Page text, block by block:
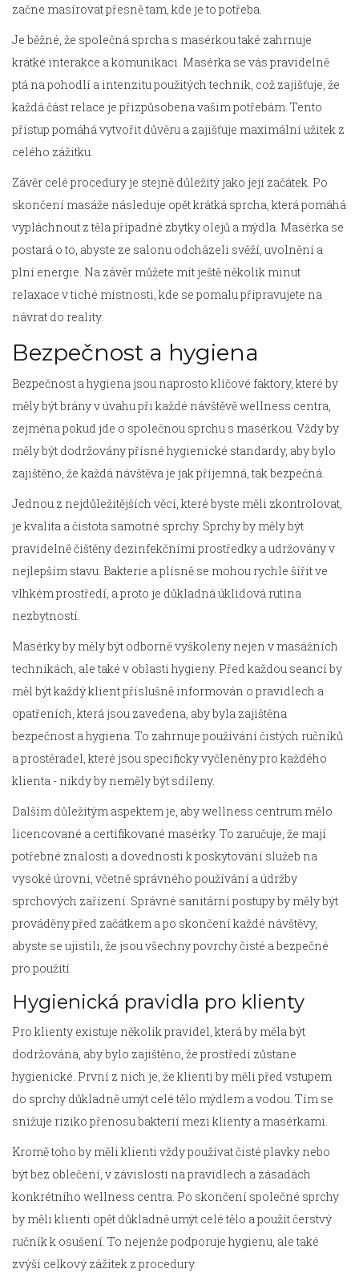
začne masírovat přesně tam, kde je to potřeba.
Je běžné, že společná sprcha s masérkou také zahrnuje
krátké interakce a komunikaci. Masérka se vás pravidelně
ptá na pohodlí a intenzitu použitých technik, což zajišťuje, že
každá část relace je přizpůsobena vašim potřebám. Tento
přístup pomáhá vytvořit důvěru a zajišťuje maximální užitek z
celého zážitku.
Závěr celé procedury je stejně důležitý jako její začátek. Po
skončení masáže následuje opět krátká sprcha, která pomáhá
vypláchnout z těla případné zbytky olejů a mýdla. Masérka se
postará o to, abyste ze salonu odcházeli svěží, uvolnění a
plní energie. Na závěr můžete mít ještě několik minut
relaxace v tiché místnosti, kde se pomalu připravujete na
návrat do reality.
Bezpečnost a hygiena
Bezpečnost a hygiena jsou naprosto klíčové faktory, které by
měly být brány v úvahu při každé návštěvě wellness centra,
zejména pokud jde o společnou sprchu s masérkou. Vždy by
měly být dodržovány přísné hygienické standardy, aby bylo
zajištěno, že každá návštěva je jak příjemná, tak bezpečná.
Jednou z nejdůležitějších věcí, které byste měli zkontrolovat,
je kvalita a čistota samotné sprchy. Sprchy by měly být
pravidelně čištěny dezinfekčními prostředky a udržovány v
nejlepším stavu. Bakterie a plísně se mohou rychle šířit ve
vlhkém prostředí, a proto je důkladná úklidová rutina
nezbytností.
Masérky by měly být odborně vyškoleny nejen v masážních
technikách, ale také v oblasti hygieny. Před každou seancí by
měl být každý klient příslušně informován o pravidlech a
opatřeních, která jsou zavedena, aby byla zajištěna
bezpečnost a hygiena. To zahrnuje používání čistých ručníků
a prostěradel, které jsou specificky vyčleněny pro každého
klienta - nikdy by neměly být sdíleny.
Dalším důležitým aspektem je, aby wellness centrum mělo
licencované a certifikované masérky. To zaručuje, že mají
potřebné znalosti a dovednosti k poskytování služeb na
vysoké úrovni, včetně správného používání a údržby
sprchových zařízení. Správné sanitární postupy by měly být
prováděny před začátkem a po skončení každé návštěvy,
abyste se ujistili, že jsou všechny povrchy čisté a bezpečné
pro použití.
Hygienická pravidla pro klienty
Pro klienty existuje několik pravidel, která by měla být
dodržována, aby bylo zajištěno, že prostředí zůstane
hygienické. První z nich je, že klienti by měli před vstupem
do sprchy důkladně umýt celé tělo mýdlem a vodou. Tím se
snižuje riziko přenosu bakterií mezi klienty a masérkami.
Kromě toho by měli klienti vždy používat čisté plavky nebo
být bez oblečení, v závislosti na pravidlech a zásadách
konkrétního wellness centra. Po skončení společné sprchy
by měli klienti opět důkladně umýt celé tělo a použít čerstvý
ručník k osušení. To nejenže podporuje hygienu, ale také
zvýší celkový zážitek z procedury.